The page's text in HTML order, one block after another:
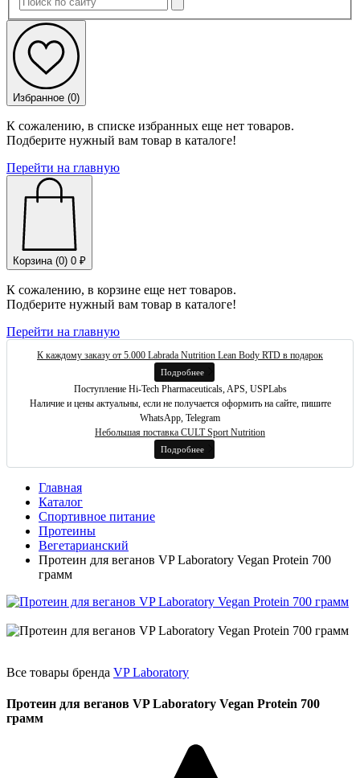
Избранное (0)
К сожалению, в списке избранных еще нет товаров.
Подберите нужный вам товар в каталоге!
Перейти на главную
Корзина (0) 0 ₽
К сожалению, в корзине еще нет товаров.
Подберите нужный вам товар в каталоге!
Перейти на главную
К каждому заказу от 5.000 Labrada Nutrition Lean Body RTD в подарок
Подробнее
Поступление Hi-Tech Pharmaceuticals, APS, USPLabs
Наличие и цены актуальны, если не получается оформить на сайте, пишите
WhatsApp, Telegram
Небольшая поставка CULT Sport Nutrition
Подробнее
Главная
Каталог
Спортивное питание
Протеины
Вегетарианский
Протеин для веганов VP Laboratory Vegan Protein 700
грамм
Все товары бренда VP Laboratory
Протеин для веганов VP Laboratory Vegan Protein 700
грамм